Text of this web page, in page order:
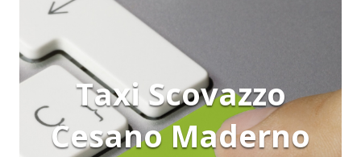
Taxi Scovazzo
Cesano Maderno